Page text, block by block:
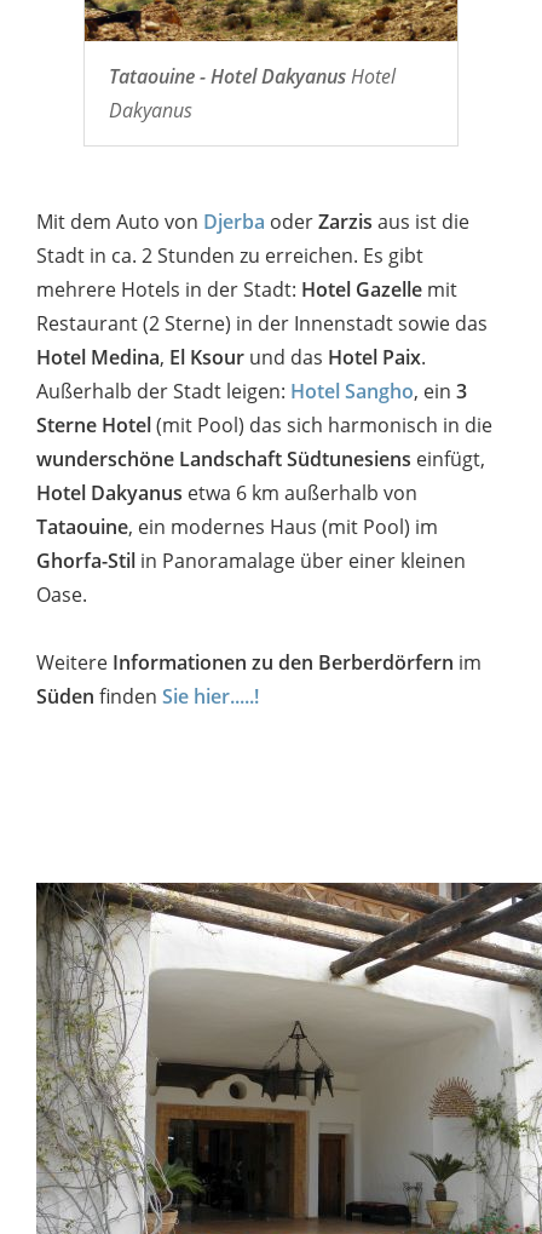
Tataouine - Hotel DakyanusHotel
Dakyanus
Mit dem Auto von Djerba oderZarzis aus ist die
Stadt in ca. 2 Stunden zu erreichen. Es gibt
mehrere Hotels in der Stadt: Hotel Gazelle mit
Restaurant (2 Sterne) in der Innenstadt sowie das
Hotel Medina, El Ksour und das Hotel Paix.
Außerhalb der Stadt leigen: Hotel Sangho, ein 3
Sterne Hotel(mit Pool) das sich harmonisch in die
wunderschöne Landschaft Südtunesiens einfügt,
Hotel Dakyanus etwa 6 km außerhalb von
Tataouine, ein modernes Haus (mit Pool) im
Ghorfa-Stil in Panoramalage über einer kleinen
Oase.
Weitere Informationen zu den Berberdörfern im
Süden finden Sie hier.....!